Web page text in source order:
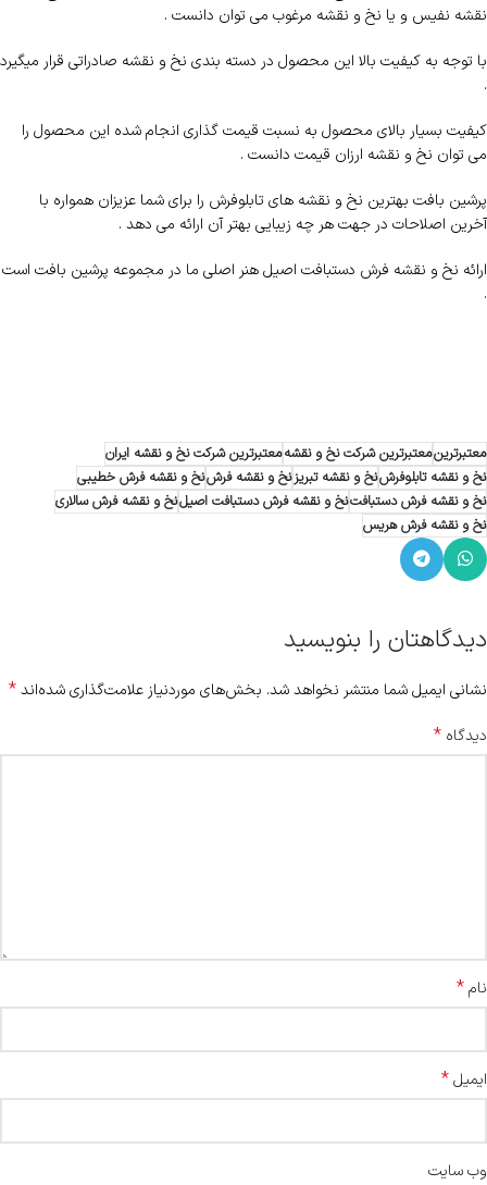
نقشه نفیس و یا نخ و نقشه مرغوب می توان دانست .
با توجه به کیفیت بالا این محصول در دسته بندی نخ و نقشه صادراتی قرار میگیرد
.
کیفیت بسیار بالای محصول به نسبت قیمت گذاری انجام شده این محصول را
می توان نخ و نقشه ارزان قیمت دانست .
پرشین بافت بهترین نخ و نقشه های تابلوفرش را برای شما عزیزان همواره با
آخرین اصلاحات در جهت هر چه زیبایی بهتر آن ارائه می دهد .
ارائه نخ و نقشه فرش دستبافت اصیل هنر اصلی ما در مجموعه پرشین بافت است
.
معتبرترینمعتبرترین شرکت نخ و نقشهمعتبرترین شرکت نخ و نقشه ایران
نخ و نقشه تابلوفرشنخ و نقشه تبریزنخ و نقشه فرشنخ و نقشه فرش خطیبی
نخ و نقشه فرش دستبافتنخ و نقشه فرش دستبافت اصیلنخ و نقشه فرش سالاری
نخ و نقشه فرش هریس
دیدگاهتان را بنویسید
نشانی ایمیل شما منتشر نخواهد شد. بخش‌های موردنیاز علامت‌گذاری شده‌اند*
دیدگاه *
نام*
ایمیل*
وب‌ سایت